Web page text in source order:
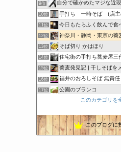
9位 自分で確かめたマジな近現代史・
10位 手打ち 一時そば (店主
11位 今日もたらふく飲んで食
12位 神奈川・静岡・東京の蕎
13位 そば切り かはほり
14位 住宅街の手打ち蕎麦屋三
15位 蕎麦発見記 | 干しそばを
16位 福井のおろしそば 無責任
17位 公園のブランコ
茨城県大洗町手打ちそば
鎌倉麺ぶろぐ | 鎌倉周辺の美
このカテゴリを
このブログに